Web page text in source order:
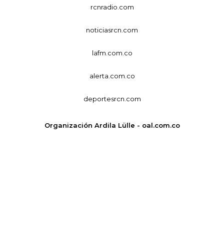
rcnradio.com
noticiasrcn.com
lafm.com.co
alerta.com.co
deportesrcn.com
Organización Ardila Lülle - oal.com.co